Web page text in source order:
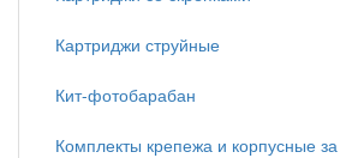
Картриджи струйные
Кит-фотобарабан
Комплекты крепежа и корпусные за